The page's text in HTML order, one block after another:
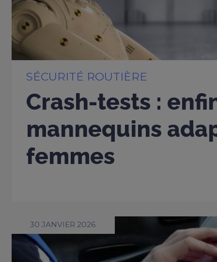
SÉCURITÉ ROUTIÈRE
Crash-tests :
mannequins
femmes
30 JANVIER 2026